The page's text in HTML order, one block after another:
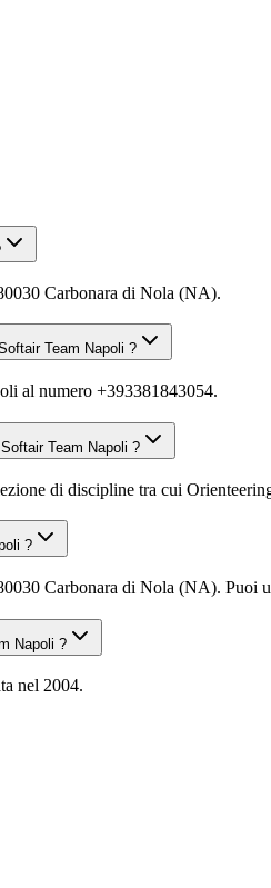
Carbonara di Nola (NA).
Team Napoli ?
al numero +393381843054.
Team Napoli ?
di discipline tra cui
?
Carbonara di Nola (NA). Puoi
Napoli ?
nel 2004.